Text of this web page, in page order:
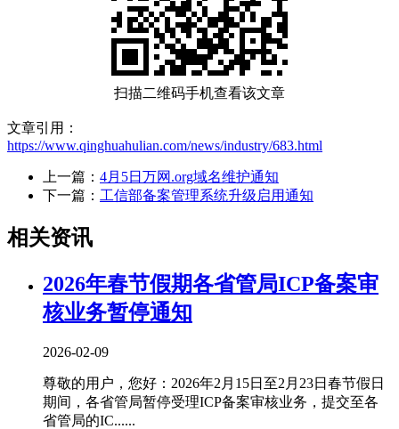
扫描二维码手机查看该文章
文章引用：
https://www.qinghuahulian.com/news/industry/683.html
上一篇： 4月5日万网.org域名维护通知
下一篇： 工信部备案管理系统升级启用通知
相关资讯
2026年春节假期各省管局ICP备案审
核业务暂停通知
2026-02-09
尊敬的用户，您好：2026年2月15日至2月23日春节假日
期间，各省管局暂停受理ICP备案审核业务，提交至各
省管局的IC......